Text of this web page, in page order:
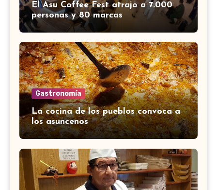
El Asu Coffee Fest atrajo a 7.000
personas y 80 marcas
Gastronomía
La cocina de los pueblos convoca a
los asuncenos